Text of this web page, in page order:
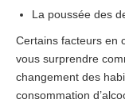
La poussée des
Certains facteurs en
vous surprendre
changement des
consommation